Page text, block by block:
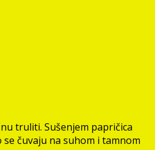
truliti. Sušenjem papričica
čuvaju na suhom i tamnom